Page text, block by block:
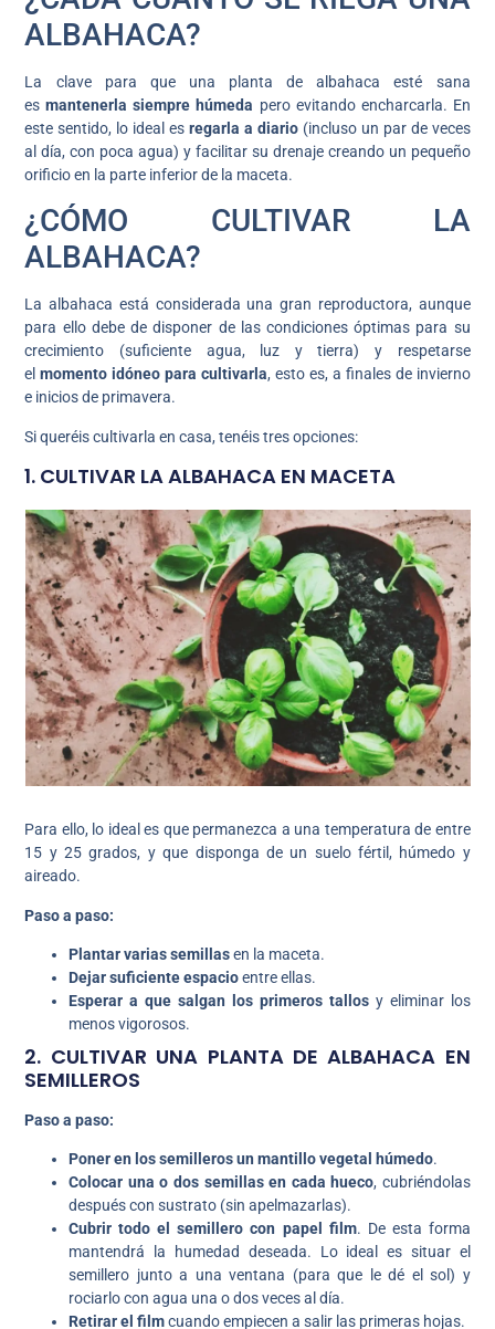
ALBAHACA?
La clave para que una planta de albahaca esté sana
esmantenerla siempre húmeda pero evitando encharcarla. En
este sentido, lo ideal esregarla a diario(incluso un par de veces
al día, con poca agua) y facilitar su drenaje creando un pequeño
orificio en la parte inferior de la maceta.
¿CÓMO CULTIVAR LA
ALBAHACA?
La albahaca está considerada una gran reproductora, aunque
para ello debe de disponer de las condiciones óptimas para su
crecimiento (suficiente agua, luz y tierra) y respetarse
elmomento idóneo para cultivarla, esto es, a finales de invierno
e inicios de primavera.
Si queréis cultivarla en casa, tenéis tres opciones:
1. CULTIVAR LA ALBAHACA EN MACETA
Para ello, lo ideal es que permanezca a una temperatura de entre
15 y 25 grados, y que disponga de un suelo fértil, húmedo y
aireado.
Paso a paso:
Plantar varias semillasen la maceta.
Dejar suficiente espacioentre ellas.
Esperar a que salgan los primeros tallosy eliminar los
menos vigorosos.
2. CULTIVAR UNA PLANTA DE ALBAHACA EN
SEMILLEROS
Paso a paso:
Poner en los semilleros un mantillo vegetal húmedo.
Colocar una o dos semillas en cada hueco, cubriéndolas
después con sustrato (sin apelmazarlas).
Cubrir todo el semillero con papel film. De esta forma
mantendrá la humedad deseada. Lo ideal es situar el
semillero junto a una ventana (para que le dé el sol) y
rociarlo con agua una o dos veces al día.
Retirar el filmcuando empiecen a salir las primeras hojas.